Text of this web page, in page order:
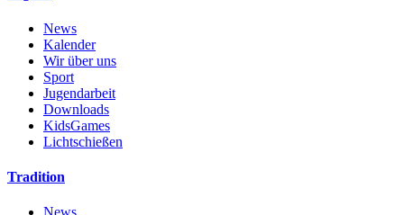
News
Kalender
Wir über uns
Sport
Jugendarbeit
Downloads
KidsGames
Lichtschießen
Tradition